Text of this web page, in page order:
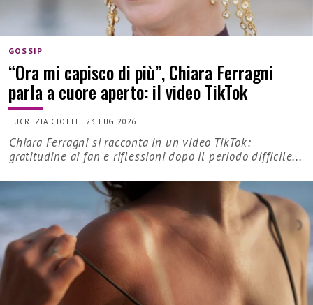
GOSSIP
“Ora mi capisco di più”, Chiara Ferragni
parla a cuore aperto: il video TikTok
LUCREZIA CIOTTI | 23 LUG 2026
Chiara Ferragni si racconta in un video TikTok:
gratitudine ai fan e riflessioni dopo il periodo difficile...